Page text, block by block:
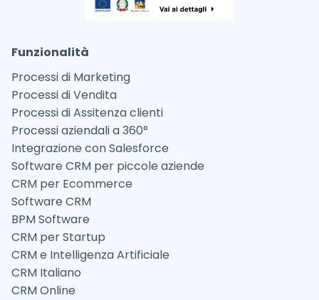
Funzionalità
Processi di Marketing
Processi di Vendita
Processi di Assitenza clienti
Processi aziendali a 360°
Integrazione con Salesforce
Software CRM per piccole aziende
CRM per Ecommerce
Software CRM
BPM Software
CRM per Startup
CRM e Intelligenza Artificiale
CRM Italiano
CRM Online